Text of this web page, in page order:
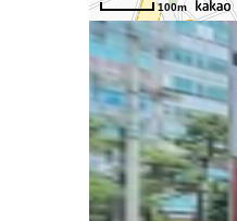
100m